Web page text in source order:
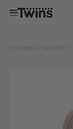
ГОЛОВНА КАТАЛОГ